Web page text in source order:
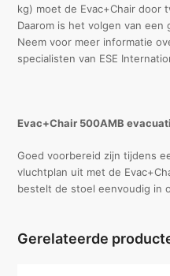
kg) moet de Evac+Chair door
Daarom is het volgen van
Neem voor meer informatie
specialisten van ESE
Evac+Chair 500AMB
Goed voorbereid zijn tijdens
vluchtplan uit met de
bestelt de stoel eenvoudig in
Gerelateerde